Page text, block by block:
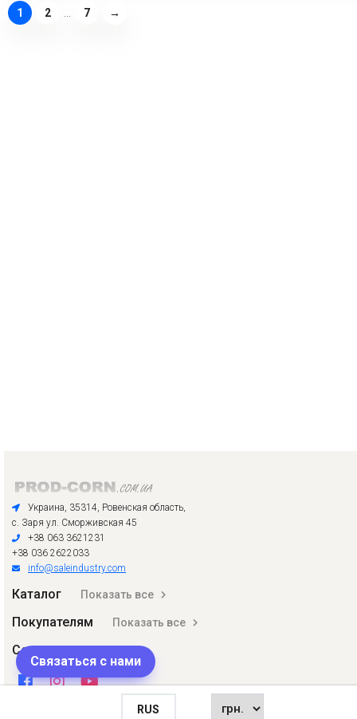
RUS
1 2 ... 7 →
Украина, 35314, Ровенская область,
с. Заря ул. Сморживская 45
+38 063 3621231
+38 036 2622033
info@saleindustry.com
Каталог Показать все
Покупателям Показать все
Соцсети
Связаться с нами